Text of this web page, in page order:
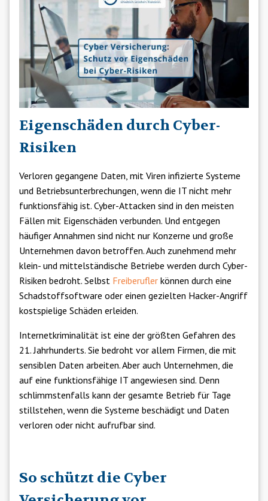
Eigenschäden durch Cyber-
Risiken
Verloren gegangene Daten, mit Viren infizierte Systeme
und Betriebsunterbrechungen, wenn die IT nicht mehr
funktionsfähig ist. Cyber-Attacken sind in den meisten
Fällen mit Eigenschäden verbunden. Und entgegen
häufiger Annahmen sind nicht nur Konzerne und große
Unternehmen davon betroffen. Auch zunehmend mehr
klein- und mittelständische Betriebe werden durch Cyber-
Risiken bedroht. Selbst Freiberufler können durch eine
Schadstoffsoftware oder einen gezielten Hacker-Angriff
kostspielige Schäden erleiden.
Internetkriminalität ist eine der größten Gefahren des
21. Jahrhunderts. Sie bedroht vor allem Firmen, die mit
sensiblen Daten arbeiten. Aber auch Unternehmen, die
auf eine funktionsfähige IT angewiesen sind. Denn
schlimmstenfalls kann der gesamte Betrieb für Tage
stillstehen, wenn die Systeme beschädigt und Daten
verloren oder nicht aufrufbar sind.
So schützt die Cyber